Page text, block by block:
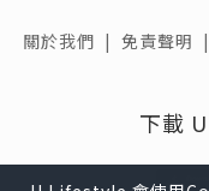
關於我們 | 免責聲明 |
下載